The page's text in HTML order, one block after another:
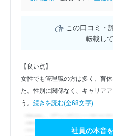
この口コミ・
転載し
【良い点】
女性でも管理職の方は多く、育
た。性別に関係なく、キャリア
う。 続きを読む(全68文字)
社員の本音